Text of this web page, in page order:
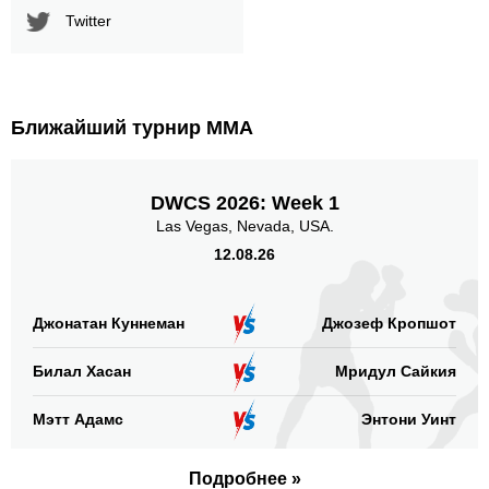
Twitter
Ближайший турнир ММА
DWCS 2026: Week 1
Las Vegas, Nevada, USA.
12.08.26
Джонатан Куннеман Джозеф Кропшот
Билал Хасан Мридул Сайкия
Мэтт Адамс Энтони Уинт
Подробнее »